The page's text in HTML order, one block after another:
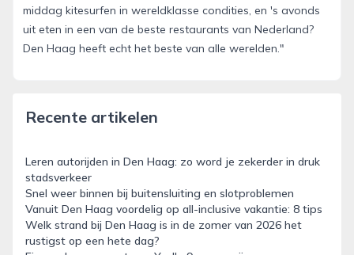
middag kitesurfen in wereldklasse condities, en 's avonds
uit eten in een van de beste restaurants van Nederland?
Den Haag heeft echt het beste van alle werelden."
Recente artikelen
Leren autorijden in Den Haag: zo word je zekerder in druk
stadsverkeer
Snel weer binnen bij buitensluiting en slotproblemen
Vanuit Den Haag voordelig op all-inclusive vakantie: 8 tips
Welk strand bij Den Haag is in de zomer van 2026 het
rustigst op een hete dag?